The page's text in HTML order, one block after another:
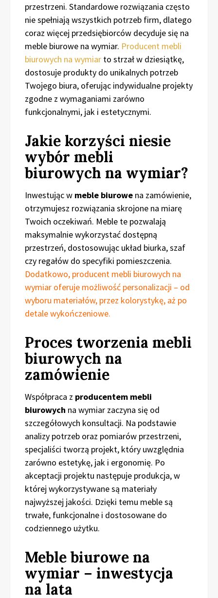
przestrzeni. Standardowe rozwiązania często
nie spełniają wszystkich potrzeb firm, dlatego
coraz więcej przedsiębiorców decyduje się na
meble biurowe na wymiar. Producent mebli
biurowych na wymiar to strzał w dziesiątkę,
dostosuje produkty do unikalnych potrzeb
Twojego biura, oferując indywidualne projekty
zgodne z wymaganiami zarówno
funkcjonalnymi, jak i estetycznymi.
Jakie korzyści niesie
wybór mebli
biurowych na wymiar?
Inwestując w meble biurowe na zamówienie,
otrzymujesz rozwiązania skrojone na miarę
Twoich oczekiwań. Meble te pozwalają
maksymalnie wykorzystać dostępną
przestrzeń, dostosowując układ biurka, szaf
czy regałów do specyfiki pomieszczenia.
Dodatkowo, producent mebli biurowych na
wymiar oferuje możliwość personalizacji – od
wyboru materiałów, przez kolorystykę, aż po
detale wykończeniowe.
Proces tworzenia mebli
biurowych na
zamówienie
Współpraca z producentem mebli
biurowych na wymiar zaczyna się od
szczegółowych konsultacji. Na podstawie
analizy potrzeb oraz pomiarów przestrzeni,
specjaliści tworzą projekt, który uwzględnia
zarówno estetykę, jak i ergonomię. Po
akceptacji projektu następuje produkcja, w
której wykorzystywane są materiały
najwyższej jakości. Dzięki temu meble są
trwałe, funkcjonalne i dostosowane do
codziennego użytku.
Meble biurowe na
wymiar – inwestycja
na lata